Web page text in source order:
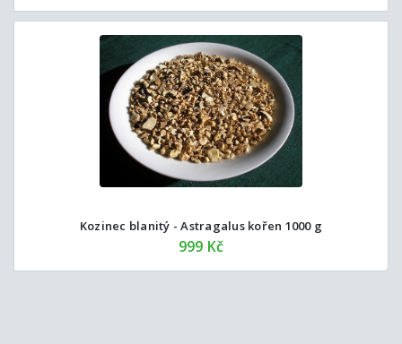
Kozinec blanitý - Astragalus kořen 1000 g
999 Kč